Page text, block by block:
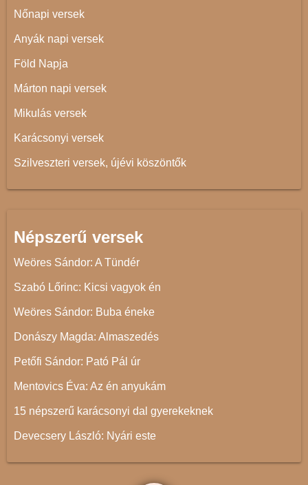
Nőnapi versek
Anyák napi versek
Föld Napja
Márton napi versek
Mikulás versek
Karácsonyi versek
Szilveszteri versek, újévi köszöntők
Népszerű versek
Weöres Sándor: A Tündér
Szabó Lőrinc: Kicsi vagyok én
Weöres Sándor: Buba éneke
Donászy Magda: Almaszedés
Petőfi Sándor: Pató Pál úr
Mentovics Éva: Az én anyukám
15 népszerű karácsonyi dal gyerekeknek
Devecsery László: Nyári este